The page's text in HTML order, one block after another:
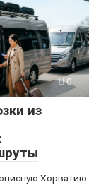
0
из
Хорватию